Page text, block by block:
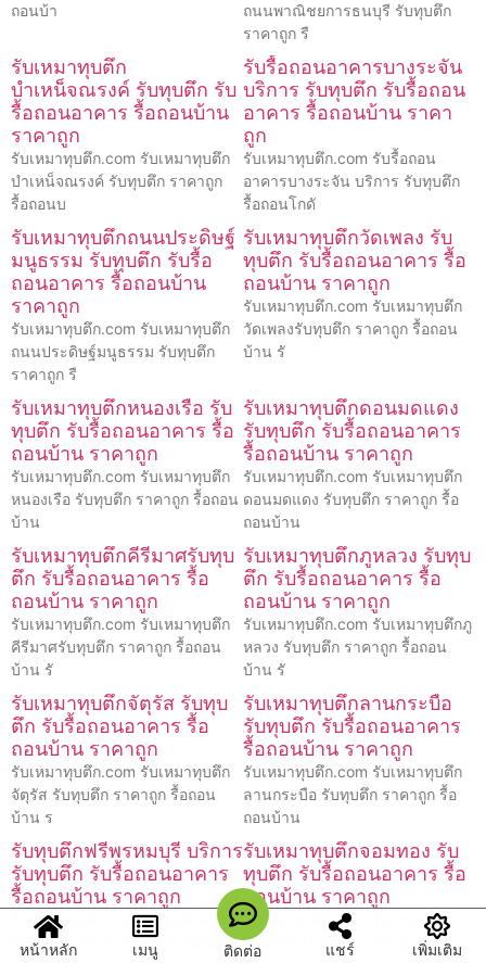
ถอนบ้า
ถนนพาณิชยการธนบุรี รับทุบตึก
ราคาถูก รื
รับเหมาทุบตึก
บำเหน็จณรงค์ รับทุบตึก รับ
รื้อถอนอาคาร รื้อถอนบ้าน
ราคาถูก
รับเหมาทุบตึก.com รับเหมาทุบตึก
บำเหน็จณรงค์ รับทุบตึก ราคาถูก
รื้อถอนบ
รับรื้อถอนอาคารบางระจัน
บริการ รับทุบตึก รับรื้อถอน
อาคาร รื้อถอนบ้าน ราคา
ถูก
รับเหมาทุบตึก.com รับรื้อถอน
อาคารบางระจัน บริการ รับทุบตึก
รื้อถอนโกดั
รับเหมาทุบตึกถนนประดิษฐ์
มนูธรรม รับทุบตึก รับรื้อ
ถอนอาคาร รื้อถอนบ้าน
ราคาถูก
รับเหมาทุบตึก.com รับเหมาทุบตึก
ถนนประดิษฐ์มนูธรรม รับทุบตึก
ราคาถูก รื
รับเหมาทุบตึกวัดเพลง รับ
ทุบตึก รับรื้อถอนอาคาร รื้อ
ถอนบ้าน ราคาถูก
รับเหมาทุบตึก.com รับเหมาทุบตึก
วัดเพลงรับทุบตึก ราคาถูก รื้อถอน
บ้าน รั
รับเหมาทุบตึกหนองเรือ รับ
ทุบตึก รับรื้อถอนอาคาร รื้อ
ถอนบ้าน ราคาถูก
รับเหมาทุบตึก.com รับเหมาทุบตึก
หนองเรือ รับทุบตึก ราคาถูก รื้อถอน
บ้าน
รับเหมาทุบตึกดอนมดแดง
รับทุบตึก รับรื้อถอนอาคาร
รื้อถอนบ้าน ราคาถูก
รับเหมาทุบตึก.com รับเหมาทุบตึก
ดอนมดแดง รับทุบตึก ราคาถูก รื้อ
ถอนบ้าน
รับเหมาทุบตึกคีรีมาศรับทุบ
ตึก รับรื้อถอนอาคาร รื้อ
ถอนบ้าน ราคาถูก
รับเหมาทุบตึก.com รับเหมาทุบตึก
คีรีมาศรับทุบตึก ราคาถูก รื้อถอน
บ้าน รั
รับเหมาทุบตึกภูหลวง รับทุบ
ตึก รับรื้อถอนอาคาร รื้อ
ถอนบ้าน ราคาถูก
รับเหมาทุบตึก.com รับเหมาทุบตึกภู
หลวง รับทุบตึก ราคาถูก รื้อถอน
บ้าน รั
รับเหมาทุบตึกจัตุรัส รับทุบ
ตึก รับรื้อถอนอาคาร รื้อ
ถอนบ้าน ราคาถูก
รับเหมาทุบตึก.com รับเหมาทุบตึก
จัตุรัส รับทุบตึก ราคาถูก รื้อถอน
บ้าน ร
รับเหมาทุบตึกลานกระบือ
รับทุบตึก รับรื้อถอนอาคาร
รื้อถอนบ้าน ราคาถูก
รับเหมาทุบตึก.com รับเหมาทุบตึก
ลานกระบือ รับทุบตึก ราคาถูก รื้อ
ถอนบ้าน
รับทุบตึกฟรีพรหมบุรี บริการ
รับทุบตึก รับรื้อถอนอาคาร
รื้อถอนบ้าน ราคาถูก
รับเหมาทุบตึก.com รับทุบตึกฟรี
พรหมบุรี บริการ รับทุบตึก รื้อถอน
รับเหมาทุบตึกจอมทอง รับ
ทุบตึก รับรื้อถอนอาคาร รื้อ
ถอนบ้าน ราคาถูก
รับเหมาทุบตึก.com รับเหมาทุบตึก
จอมทอง รับทุบตึก ราคาถูก รื้อถอน
หน้าหลัก เมนู ติดต่อ แชร์ เพิ่มเติม